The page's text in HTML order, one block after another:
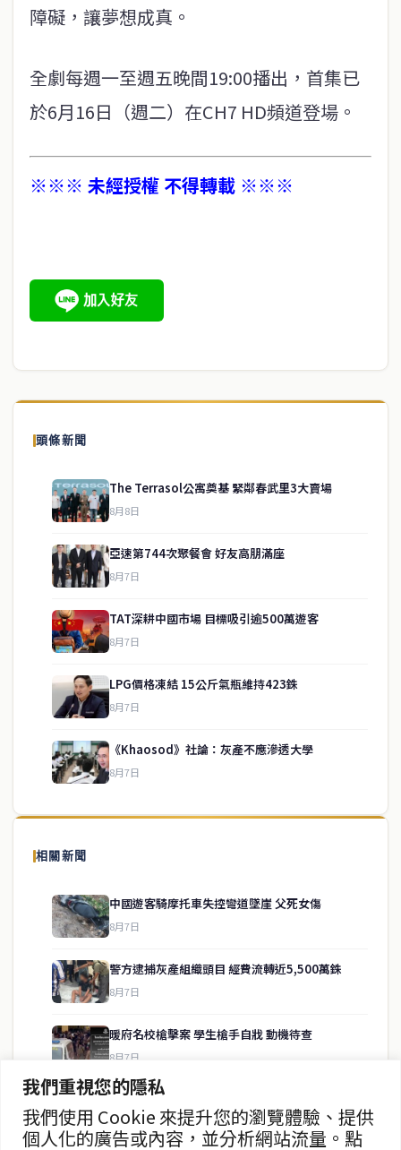
我們重視您的隱私
我們使用 Cookie 來提升您的瀏覽體驗、提供
個人化的廣告或內容，並分析網站流量。點
障礙，讓夢想成真。
全劇每週一至週五晚間19:00播出，首集已
於6月16日（週二）在CH7 HD頻道登場。
※※※ 未經授權 不得轉載 ※※※
頭條新聞
The Terrasol公寓奠基 緊鄰春武里3大賣場
8月8日
亞速第744次聚餐會 好友高朋滿座
8月7日
TAT深耕中國市場 目標吸引逾500萬遊客
8月7日
LPG價格凍結 15公斤氣瓶維持423銖
8月7日
《Khaosod》社論：灰產不應滲透大學
8月7日
相關新聞
中國遊客騎摩托車失控彎道墜崖 父死女傷
8月7日
警方逮捕灰產組織頭目 經費流轉近5,500萬銖
8月7日
暖府名校槍擊案 學生槍手自戕 動機待查
8月7日
暖武里名校發生槍擊案 2死15傷
8月7日
關於我們
泰國中文新聞（TCN）是一家總部設於曼谷的中文新聞媒體，致力於
供即時、客觀、多元的中文新聞內容。
房地產
聯絡資訊
service@thaichinesenews.com